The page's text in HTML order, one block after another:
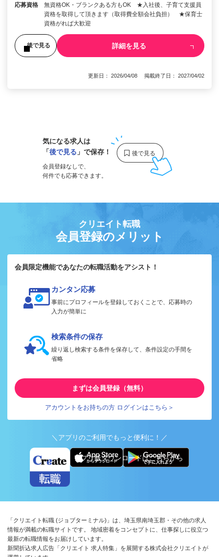
応募資格
無資格OK・ブランクある方もOK ★入社後、子育て支援員
資格を取得して頂きます（取得費全額会社負担） ★保育士
資格がれば大歓迎
後で見る 詳細を見る
更新日： 2026/04/08 掲載終了日： 2027/04/02
気になる求人は
「後で見る 」で保存！
会員登録なしで、
何件でも応募できます。
クリエイト転職
会員登録のメリット
会員限定機能であなたの転職活動をアシスト！
カンタン応募
事前にプロフィールを登録しておくことで、応募時の
入力が簡単に
検索条件の保存
繰り返し検索する条件を保存して、条件設定の手間を
省略
まずは会員登録（無料）
アカウントをお持ちの方 ログインはこちら＞
＼アプリのご利用でもっと便利に！／
アプリ版ダウンロードはこちらから
「クリエイト転職 (ジョブターミナル)」は、埼玉県南埼玉郡・その他の求人
情報が満載の転職サイトです。 地域密着をコンセプトに、仕事探しに役立つ
最新の転職情報をお届けしています。
新聞折込求人広告「クリエイト 求人特集」を展開する株式会社クリエイトが